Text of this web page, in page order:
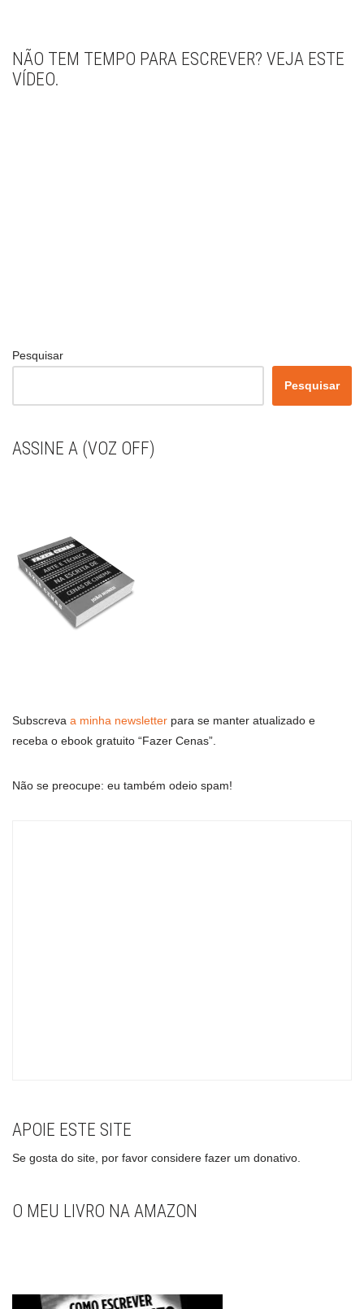
NÃO TEM TEMPO PARA ESCREVER? VEJA ESTE
VÍDEO.
Pesquisar
Pesquisar
ASSINE A (VOZ OFF)
Subscreva a minha newsletter para se manter atualizado e
receba o ebook gratuito “Fazer Cenas”.
Não se preocupe: eu também odeio spam!
APOIE ESTE SITE
Se gosta do site, por favor considere fazer um donativo.
O MEU LIVRO NA AMAZON